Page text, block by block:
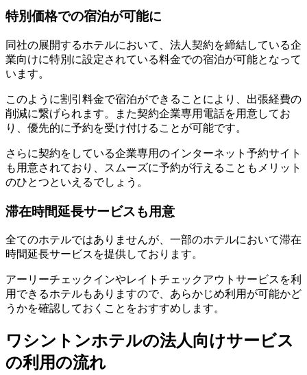
特別価格での宿泊が可能に
同社の展開するホテルにおいて、法人契約を締結している企
業向けに特別に設定されている料金での宿泊が可能となって
います。
このように割引料金で宿泊ができることにより、出張経費の
削減に繋げられます。また契約企業専用電話を用意してお
り、優先的に予約を受け付けることが可能です。
さらに契約をしている企業専用のインターネット予約サイト
も用意されており、スムーズに予約が行えることもメリット
のひとつといえるでしょう。
滞在時間延長サービスも用意
全てのホテルではありませんが、一部のホテルにおいて滞在
時間延長サービスを提供しております。
アーリーチェックインやレイトチェックアウトサービスを利
用できるホテルもありますので、あらかじめ利用が可能かど
うかを確認しておくことをおすすめします。
ワシントンホテルの法人向けサービス
の利用の流れ